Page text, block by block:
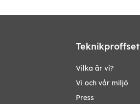
Teknikproffset
Vilka är vi?
Vi och vår miljö
Press